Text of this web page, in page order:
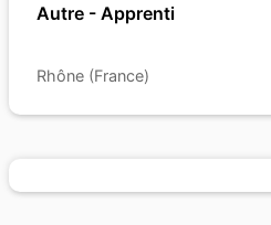
Autre - Apprenti
Rhône (France)